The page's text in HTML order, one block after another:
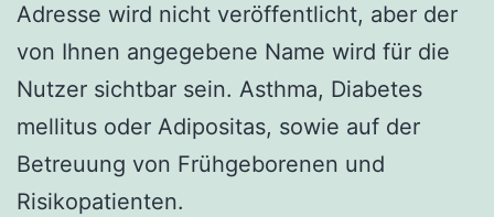
Adresse wird nicht veröffentlicht, aber der
von Ihnen angegebene Name wird für die
Nutzer sichtbar sein. Asthma, Diabetes
mellitus oder Adipositas, sowie auf der
Betreuung von Frühgeborenen und
Risikopatienten.